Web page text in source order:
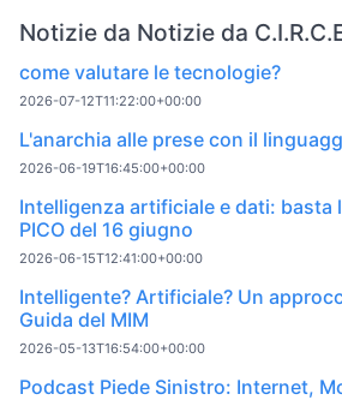
Notizie da Notizie da
come valutare le tecnologie?
2026-07-12T11:22:00+00:00
L'anarchia alle prese con il
2026-06-19T16:45:00+00:00
Intelligenza artificiale e dati: basta
PICO del 16 giugno
2026-06-15T12:41:00+00:00
Intelligente? Artificiale? Un
Guida del MIM
2026-05-13T16:54:00+00:00
Podcast Piede Sinistro: Internet,